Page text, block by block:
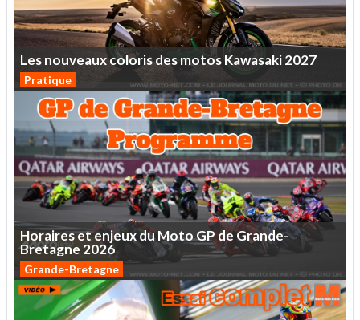
LesnouveauxcolorisdesmotosKawasaki2027
Pratique
HorairesetenjeuxduMotoGPdeGrande-
Bretagne 2026
Grande-Bretagne